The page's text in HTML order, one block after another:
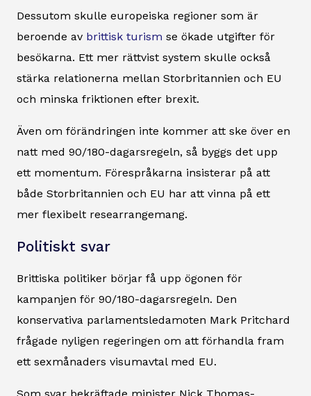
Dessutom skulle europeiska regioner som är
beroende av brittisk turism se ökade utgifter för
besökarna. Ett mer rättvist system skulle också
stärka relationerna mellan Storbritannien och EU
och minska friktionen efter brexit.
Även om förändringen inte kommer att ske över en
natt med 90/180-dagarsregeln, så byggs det upp
ett momentum. Förespråkarna insisterar på att
både Storbritannien och EU har att vinna på ett
mer flexibelt researrangemang.
Politiskt svar
Brittiska politiker börjar få upp ögonen för
kampanjen för 90/180-dagarsregeln. Den
konservativa parlamentsledamoten Mark Pritchard
frågade nyligen regeringen om att förhandla fram
ett sexmånaders visumavtal med EU.